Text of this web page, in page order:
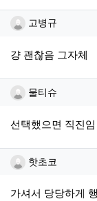
고병규님
고병규
걍 괜찮음 그자체
물티슈님
물티슈
선택했으면 직진임
핫초코님
핫초코
가셔서 당당하게